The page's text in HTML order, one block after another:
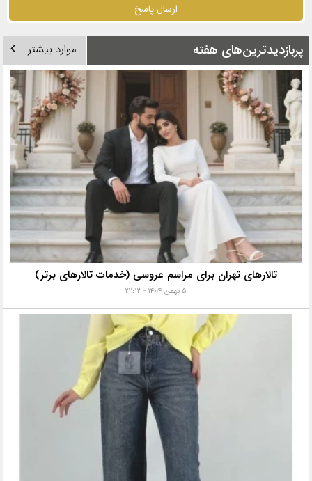
ارسال پاسخ
پربازدیدترین‌های هفته موارد بیشتر
تالارهای تهران برای مراسم عروسی (خدمات تالارهای برتر)
۵ بهمن ۱۴۰۴ - ۲۲:۱۳